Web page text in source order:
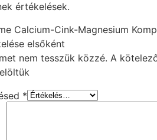
értékelések.
Calcium-Cink-Magnesium
elsőként
nem tesszük közzé. A
*